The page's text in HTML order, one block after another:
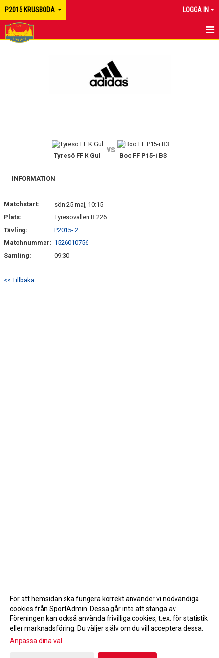
P2015 KRUSBODA LOGGA IN
DOKUMENT
Tyresö FF K Gul
vs
Boo FF P15-i B3
INFORMATION
Matchstart:
sön 25 maj, 10:15
Plats:
Tyresövallen B 226
Tävling:
P2015- 2
Matchnummer: 1526010756
Samling:
09:30
<< Tillbaka
Gå till Webbversion
För att hemsidan ska fungera korrekt använder vi nödvändiga
cookies från SportAdmin. Dessa går inte att stänga av.
Föreningen kan också använda frivilliga cookies, t.ex. för statistik
eller marknadsföring. Du väljer själv om du vill acceptera dessa.
Anpassa dina val